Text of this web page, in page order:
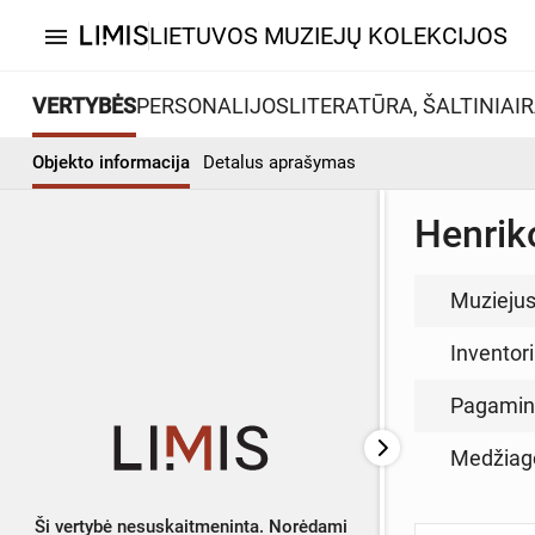
menu LIETUVOS MUZIEJŲ KOLEKCIJOS
VERTYBĖSPERSONALIJOSLITERATŪRA, ŠALTINIAI
Objekto informacija Detalus aprašymas
Ši vertybė nesuskaitmeninta. Norėdami
Muziejus